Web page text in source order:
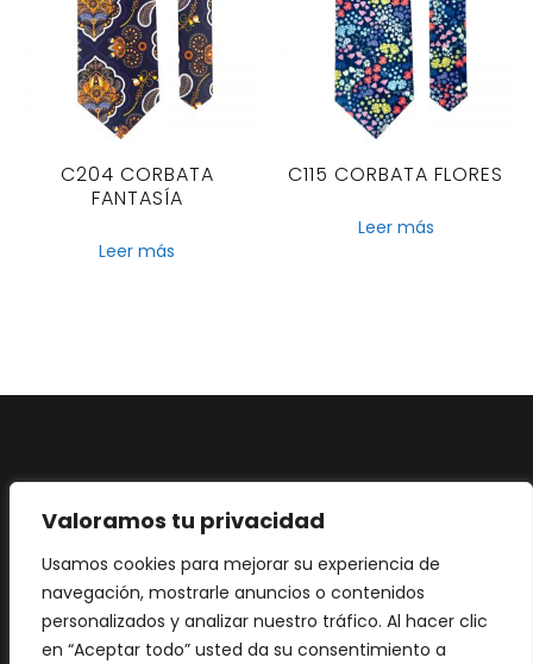
Valoramos tu privacidad
Usamos cookies para mejorar su experiencia de
navegación, mostrarle anuncios o contenidos
personalizados y analizar nuestro tráfico. Al hacer clic
en “Aceptar todo” usted da su consentimiento a
C204 CORBATA
FANTASÍA
Leer más
C115 CORBATA FLORES
Leer más
Aviso legal·Política de privacidad